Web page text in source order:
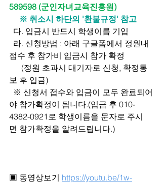
589598 (군인자녀교육진흥원)
※ 취소시 하단의 '환불규정' 참고
다. 입금시 반드시 학생이름 기입
라. 신청방법 : 아래 구글폼에서 정원내
접수 후 참가비 입금시 참가 확정
(정원 초과시 대기자로 신청, 확정통
보 후 입금)
※ 신청서 접수와 입금이 모두 완료되어
야 참가확정이 됩니다.(입금 후 010-
4382-0921로 학생이름을 문자로 주시
면 참가확정을 알려드립니다.)
▣ 동영상보기 https://youtu.be/1w-